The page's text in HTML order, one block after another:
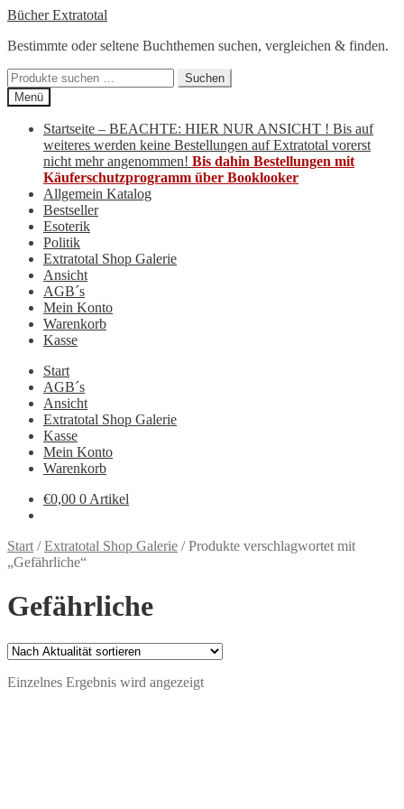
Zur
springen
Zum
springen
Bücher Extratotal
Bestimmte oder seltene Buchthemen suchen, vergleichen & finden.
Suchen
nach:
Suchen
Menü
Startseite – BEACHTE: HIER NUR ANSICHT ! Bis auf
weiteres werden keine Bestellungen auf Extratotal vorerst
nicht mehr angenommen! Bis dahin Bestellungen mit
Käuferschutzprogramm über Booklooker
Allgemein Katalog
Bestseller
Esoterik
Politik
Extratotal Shop Galerie
Ansicht
AGB´s
Mein Konto
Warenkorb
Kasse
Start
AGB´s
Ansicht
Extratotal Shop Galerie
Kasse
Mein Konto
Warenkorb
€0,00 0 Artikel
Start /Extratotal Shop Galerie /Produkte verschlagwortet mit
„Gefährliche“
Gefährliche
Einzelnes Ergebnis wird angezeigt